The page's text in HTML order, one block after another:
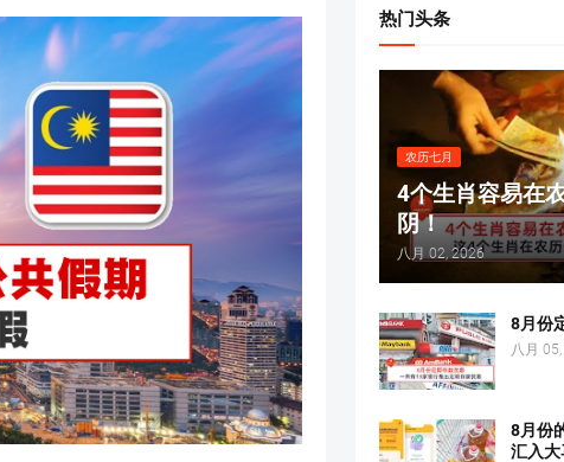
热门头条
农历七月
4个生肖容易在
阴！
八月 02, 2026
8月份
八月
8月份
汇入大